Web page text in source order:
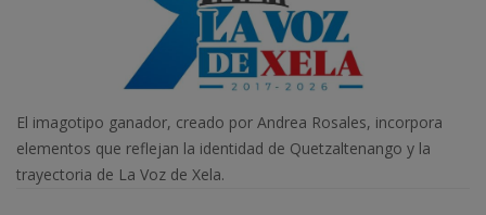
El imagotipo ganador, creado por Andrea Rosales, incorpora
elementos que reflejan la identidad de Quetzaltenango y la
trayectoria de La Voz de Xela.